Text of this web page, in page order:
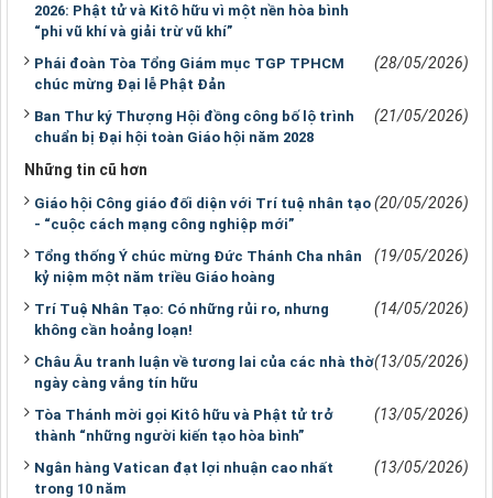
2026: Phật tử và Kitô hữu vì một nền hòa bình
“phi vũ khí và giải trừ vũ khí”
Phái đoàn Tòa Tổng Giám mục TGP TPHCM
chúc mừng Đại lễ Phật Đản
(28/05/2026)
Ban Thư ký Thượng Hội đồng công bố lộ trình
chuẩn bị Đại hội toàn Giáo hội năm 2028
(21/05/2026)
Những tin cũ hơn
Giáo hội Công giáo đối diện với Trí tuệ nhân tạo
- “cuộc cách mạng công nghiệp mới”
(20/05/2026)
Tổng thống Ý chúc mừng Đức Thánh Cha nhân
kỷ niệm một năm triều Giáo hoàng
(19/05/2026)
Trí Tuệ Nhân Tạo: Có những rủi ro, nhưng
không cần hoảng loạn!
(14/05/2026)
Châu Âu tranh luận về tương lai của các nhà thờ
ngày càng vắng tín hữu
(13/05/2026)
Tòa Thánh mời gọi Kitô hữu và Phật tử trở
thành “những người kiến tạo hòa bình”
(13/05/2026)
Ngân hàng Vatican đạt lợi nhuận cao nhất
trong 10 năm
(13/05/2026)